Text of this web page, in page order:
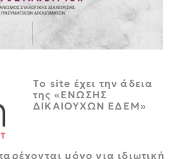
Tο site έχει την άδεια
της «ΕΝΩΣΗΣ
ΔΙΚΑΙΟΥΧΩΝ ΕΔΕΜ»
μόνο για ιδιωτική